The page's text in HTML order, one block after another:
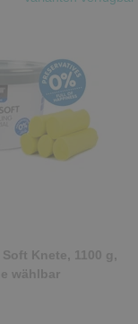
Knete, 1100 g,
wählbar